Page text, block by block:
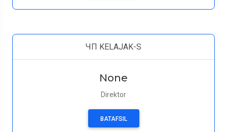
ЧП KELAJAK-S
None
Direktor
BATAFSIL